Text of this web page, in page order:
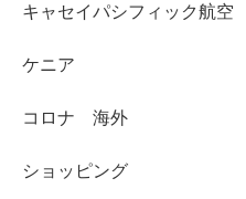
キャセイパシフィック航空
ケニア
コロナ 海外
ショッピング